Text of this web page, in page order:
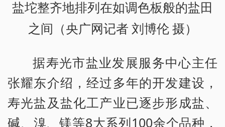
盐坨整齐地排列在如调色板般的盐田
之间（央广网记者 刘博伦 摄）
据寿光市盐业发展服务中心主任
张耀东介绍，经过多年的开发建设，
寿光盐及盐化工产业已逐步形成盐、
碱、溴、镁等8大系列100余个品种，